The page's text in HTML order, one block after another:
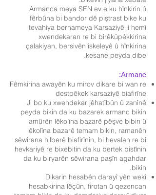
Armanca meya SEN ev e ku hînkirin û
fêrbûna bi bandor dê piştrast bike ku
tevahiya bernameya Karsaziyê ji hemî
xwendekaran re bi birêkûpêkkirina
çalakiyan, bersivên îskeleyê û hînkirina
kesane peyda dibe.
Armanc:
Fêmkirina awayên ku mirov dikare bi wan re
destpêkek karsaziyê biafirîne
Ji bo ku xwendekar jêhatîbûn û zanînê
peyda bikin da ku bazarek armanc bikin
amûrên lêkolîna bazarê pêşve bibin û
lêkolîna bazarê temam bikin, ramanên
sêwirana hilberê biafirînin, bi hevalan re bi
hevkariyê re bixebitin da ku bertek bistînin
da ku biryarên sêwirana paşîn agahdar
bikin.
Dikarin hesabên darayî yên wekî
hesabkirina lêçûn, firotan û qezencan